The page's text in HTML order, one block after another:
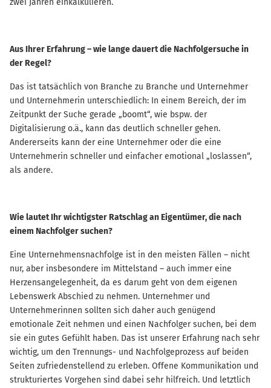
zwei Jahren einkalkulieren.
Aus Ihrer Erfahrung – wie lange dauert die Nachfolgersuche in
der Regel?
Das ist tatsächlich von Branche zu Branche und Unternehmer
und Unternehmerin unterschiedlich: In einem Bereich, der im
Zeitpunkt der Suche gerade „boomt“, wie bspw. der
Digitalisierung o.ä., kann das deutlich schneller gehen.
Andererseits kann der eine Unternehmer oder die eine
Unternehmerin schneller und einfacher emotional „loslassen“,
als andere.
Wie lautet Ihr wichtigster Ratschlag an Eigentümer, die nach
einem Nachfolger suchen?
Eine Unternehmensnachfolge ist in den meisten Fällen – nicht
nur, aber insbesondere im Mittelstand – auch immer eine
Herzensangelegenheit, da es darum geht von dem eigenen
Lebenswerk Abschied zu nehmen. Unternehmer und
Unternehmerinnen sollten sich daher auch genügend
emotionale Zeit nehmen und einen Nachfolger suchen, bei dem
sie ein gutes Gefühlt haben. Das ist unserer Erfahrung nach sehr
wichtig, um den Trennungs- und Nachfolgeprozess auf beiden
Seiten zufriedenstellend zu erleben. Offene Kommunikation und
strukturiertes Vorgehen sind dabei sehr hilfreich. Und letztlich